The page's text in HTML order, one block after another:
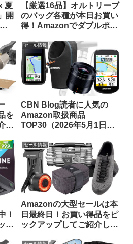
夏
開
【厳選16品】オルトリーブ
のバッグ各種が本日お買い
得！Amazonでダブルポイ
をピックアップしてご紹介
を
し
セール情報
CBN Blog読者に人気の
Amazon取扱商品
TOP30（2026年5月1日
！
プ
セール情報
Amazonの大型セールは本
日最終日！お買い得品をピ
ックアップしてご紹介しま